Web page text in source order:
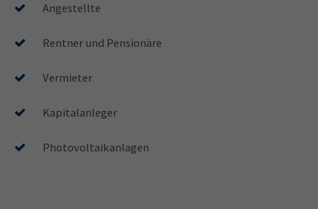
Angestellte
Rentner und Pensionäre
Vermieter
Kapitalanleger
Photovoltaikanlagen